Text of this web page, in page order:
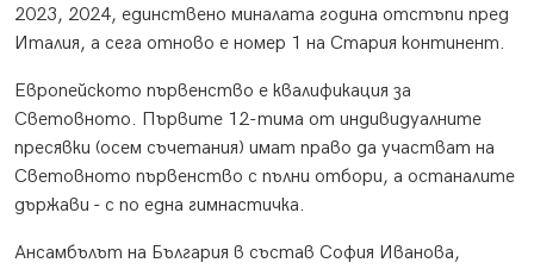
2023, 2024, единствено миналата година отстъпи пред
Италия, а сега отново е номер 1 на Стария континент.
Европейското първенство е квалификация за
Световното. Първите 12-тима от индивидуалните
пресявки (осем съчетания) имат право да участват на
Световното първенство с пълни отбори, а останалите
държави - с по една гимнастичка.
Ансамбълът на България в състав София Иванова,